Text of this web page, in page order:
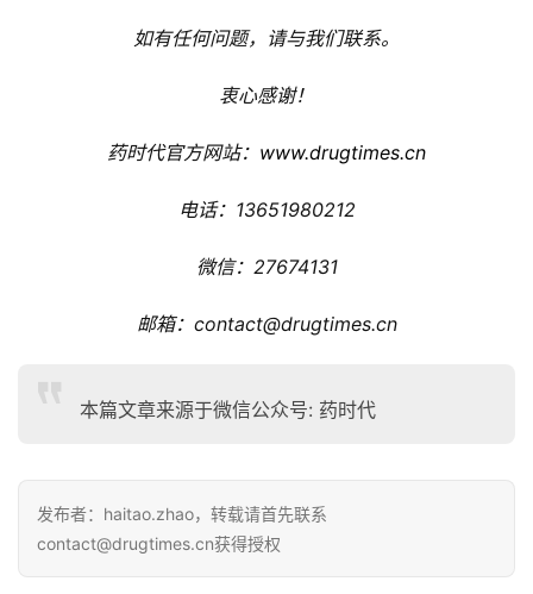
如有任何问题，请与我们联系。
衷心感谢！
药时代官方网站： www.drugtimes.cn
电话：13651980212
微信：27674131
邮箱：contact@drugtimes.cn
本篇文章来源于微信公众号: 药时代
发布者：haitao.zhao，转载请首先联系
contact@drugtimes.cn获得授权